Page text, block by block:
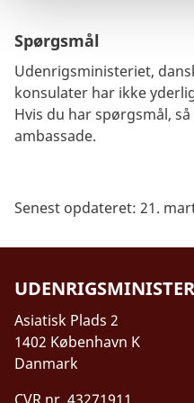
Spørgsmål
Udenrigsministeriet,
konsulater har ikke
Hvis du har spørgsmål,
ambassade.
Senest opdateret: 21.
Asiatisk Plads 2
1402 København K
Danmark